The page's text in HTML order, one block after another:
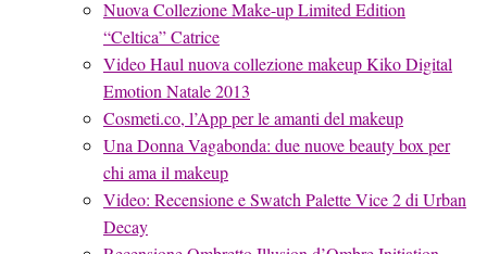
Nuova Collezione Make-up Limited Edition
“Celtica” Catrice
Video Haul nuova collezione makeup Kiko Digital
Emotion Natale 2013
Cosmeti.co, l’App per le amanti del makeup
Una Donna Vagabonda: due nuove beauty box per
chi ama il makeup
Video: Recensione e Swatch Palette Vice 2 di Urban
Decay